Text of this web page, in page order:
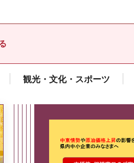
観光・文化・スポーツ
ここから最大3つ
奈良」